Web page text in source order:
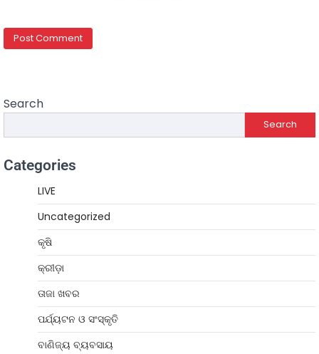
Search
Search
Categories
LIVE
Uncategorized
କୃଷି
କ୍ରୀଡ଼ା
ତାଜା ଖବର
ପର୍ଯ୍ୟଟନ ଓ ସଂସ୍କୃତି
ବାଣିଜ୍ୟ ବ୍ୟବସାୟ